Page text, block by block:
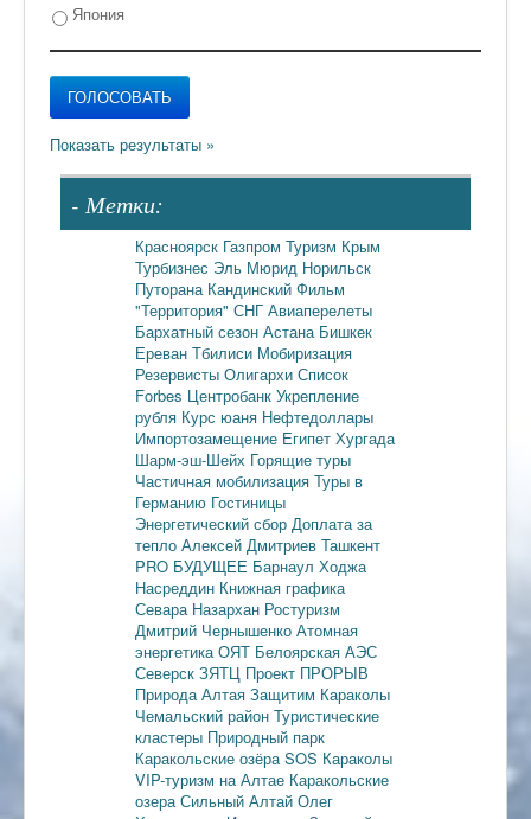
Япония
- Метки:
Красноярск Газпром Туризм Крым
Турбизнес Эль Мюрид Норильск
Путорана Кандинский Фильм
"Территория" СНГ Авиаперелеты
Бархатный сезон Астана Бишкек
Ереван Тбилиси Мобиризация
Резервисты Олигархи Список
Forbes Центробанк Укрепление
рубля Курс юаня Нефтедоллары
Импортозамещение Египет Хургада
Шарм-эш-Шейх Горящие туры
Частичная мобилизация Туры в
Германию Гостиницы
Энергетический сбор Доплата за
тепло Алексей Дмитриев Ташкент
PRO БУДУЩЕЕ Барнаул Ходжа
Насреддин Книжная графика
Севара Назархан Ростуризм
Дмитрий Чернышенко Атомная
энергетика ОЯТ Белоярская АЭС
Северск ЗЯТЦ Проект ПРОРЫВ
Природа Алтая Защитим Караколы
Чемальский район Туристические
кластеры Природный парк
Каракольские озёра SOS Караколы
VIP-туризм на Алтае Каракольские
озера Сильный Алтай Олег